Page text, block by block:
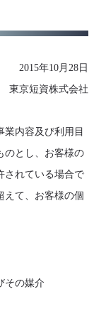
2015年10月28日
東京短資株式会社
業内容及び利用目
のとし、お客様の
されている場合で
えて、お客様の個
その媒介